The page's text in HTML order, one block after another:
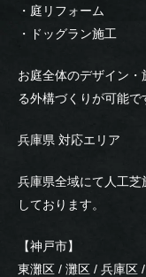
・庭リフォーム
・ドッグラン施工
お庭全体のデザイン
る外構づくりが可能で
兵庫県 対応エリア
兵庫県全域にて人工
しております。
【神戸市】
東灘区 / 灘区 / 兵庫区